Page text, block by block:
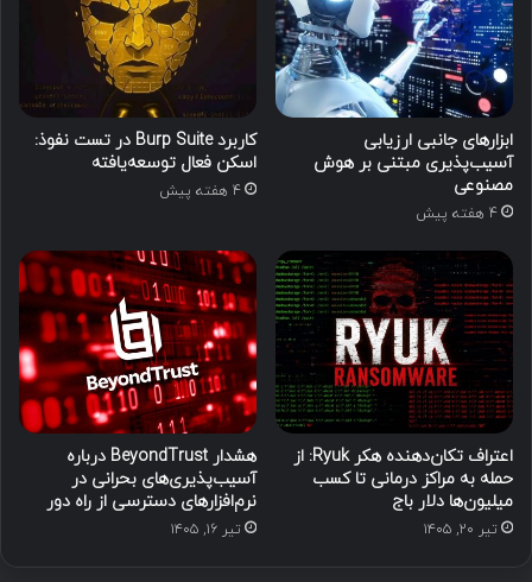
ابزارهای جانبی ارزیابی
آسیب‌پذیری مبتنی بر هوش
مصنوعی
4 هفته پیش
کاربرد Burp Suite در تست نفوذ:
اسکن فعال توسعه‌یافته
4 هفته پیش
اعتراف تکان‌دهنده هکر Ryuk: از
حمله به مراکز درمانی تا کسب
میلیون‌ها دلار باج
تیر ۲۰, ۱۴۰۵
هشدار BeyondTrust درباره
آسیب‌پذیری‌های بحرانی در
نرم‌افزارهای دسترسی از راه دور
تیر ۱۶, ۱۴۰۵